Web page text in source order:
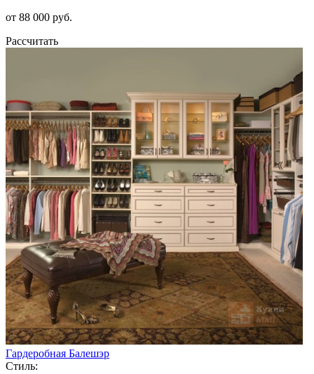
от 88 000 руб.
Рассчитать
Гардеробная Балешэр
Стиль: